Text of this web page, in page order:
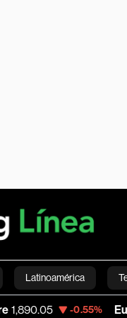
Latinoamérica
Mundo Videos
-0.55% Euro/Dólar